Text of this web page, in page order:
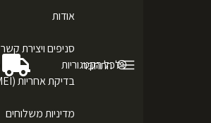
לכל הקטגוריות
התחבר
אודות
סניפים ויצירת קשר
בדיקת אחריות (IMEI)
מדיניות משלוחים